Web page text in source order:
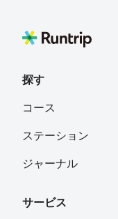
探す
コース
ステーション
ジャーナル
サービス